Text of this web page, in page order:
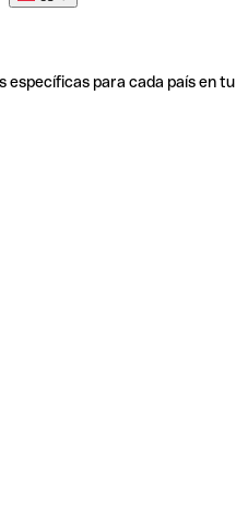
específicas para cada país en tu